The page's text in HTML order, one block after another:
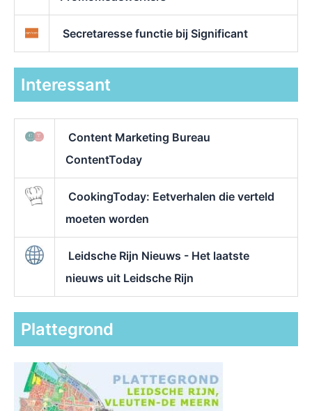
Secretaresse functie bij Significant
Interessant
Content Marketing Bureau
ContentToday
CookingToday: Eetverhalen die verteld
moeten worden
Leidsche Rijn Nieuws - Het laatste
nieuws uit Leidsche Rijn
Plattegrond